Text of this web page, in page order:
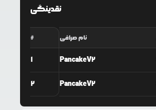
نقدینگی
# نام صرافی
1 PancakeV2
2 PancakeV2